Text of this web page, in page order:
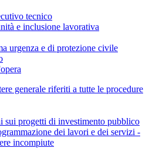
tecnico
e inclusione lavorativa
urgenza e di protezione civile
generale riferiti a tutte le procedure
sui progetti di investimento pubblico
dei lavori e dei servizi -
incompiute